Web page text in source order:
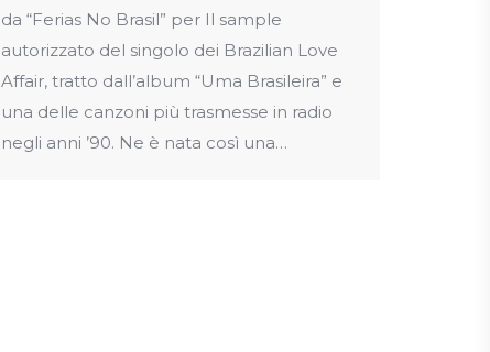
da “Ferias No Brasil” per Il sample
autorizzato del singolo dei Brazilian Love
Affair, tratto dall’album “Uma Brasileira” e
una delle canzoni più trasmesse in radio
negli anni ’90. Ne è nata così una…